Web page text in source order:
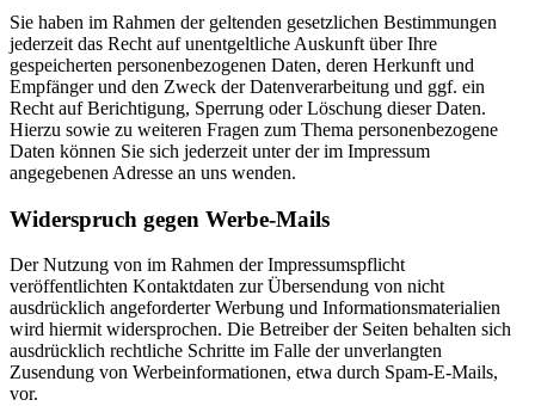
Sie haben im Rahmen der geltenden gesetzlichen Bestimmungen
jederzeit das Recht auf unentgeltliche Auskunft über Ihre
gespeicherten personenbezogenen Daten, deren Herkunft und
Empfänger und den Zweck der Datenverarbeitung und ggf. ein
Recht auf Berichtigung, Sperrung oder Löschung dieser Daten.
Hierzu sowie zu weiteren Fragen zum Thema personenbezogene
Daten können Sie sich jederzeit unter der im Impressum
angegebenen Adresse an uns wenden.
Widerspruch gegen Werbe-Mails
Der Nutzung von im Rahmen der Impressumspflicht
veröffentlichten Kontaktdaten zur Übersendung von nicht
ausdrücklich angeforderter Werbung und Informationsmaterialien
wird hiermit widersprochen. Die Betreiber der Seiten behalten sich
ausdrücklich rechtliche Schritte im Falle der unverlangten
Zusendung von Werbeinformationen, etwa durch Spam-E-Mails,
vor.